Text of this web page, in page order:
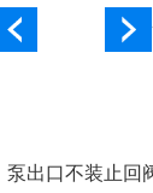
泵出口不装止回